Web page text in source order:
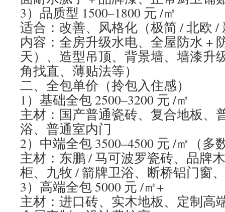
3）品质型 1500–1800 元 /㎡
适合：改善、风格化（极简 / 北欧 /
内容：全房升级水电、全屋防水 +
天）、造型吊顶、背景墙、墙漆升
角找直、薄贴法等）
二、全包单价（拎包入住感）
1）基础全包 2500–3200 元 /㎡
主材：国产普通瓷砖、复合地板、
浴、普通室内门
2）中端全包 3500–4500 元 /㎡（多
主材：东鹏 / 马可波罗瓷砖、品牌
柜、九牧 / 箭牌卫浴、断桥铝门窗
3）高端全包 5000 元 /㎡+
主材：进口砖、实木地板、定制高